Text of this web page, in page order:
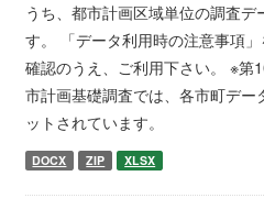
うち、都市計画区域単位の調査デ
す。 「データ利用時の注意事項
確認のうえ、ご利用下さい。 ※第
市計画基礎調査では、各市町デー
ットされています。
DOCX ZIP XLSX